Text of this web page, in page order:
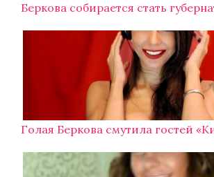
Беркова собирается стать
Голая Беркова смутила гостей